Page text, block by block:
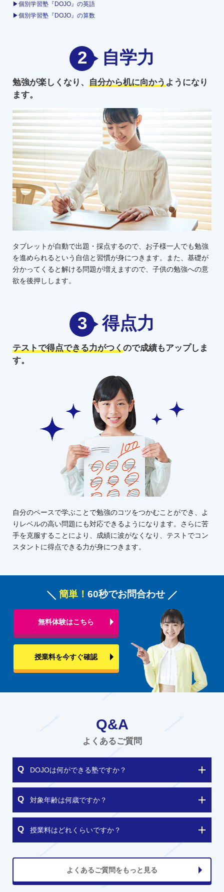
▶個別学習塾『DOJO』の英語
▶個別学習塾『DOJO』の算数
2 自学力
勉強が楽しくなり、 自分から机に向かうようになり
ます。
タブレットが自動で出題・採点するので、お子様一人でも勉強
を進められるという自信と習慣が身につきます。また、基礎が
分かってくると解ける問題が増えますので、子供の勉強への意
欲を後押しします。
3 得点力
テストで得点できる力がつくので成績もアップしま
す。
自分のペースで学ぶことで勉強のコツをつかむことができ、よ
りレベルの高い問題にも対応できるようになります。さらに苦
手を克服することにより、成績に波がなくなり、テストでコン
スタントに得点できる力が身につきます。
簡単！ 60秒でお問合わせ
無料体験はこちら
授業料を今すぐ確認
Q&A
よくあるご質問
DOJOは何ができる塾ですか？
対象年齢は何歳ですか？
授業料はどれくらいですか？
よくあるご質問をもっと見る